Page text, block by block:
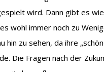
wird. Dann gibt es
wohl immer noch zu
zu sehen, da ihre
Die Fragen nach der